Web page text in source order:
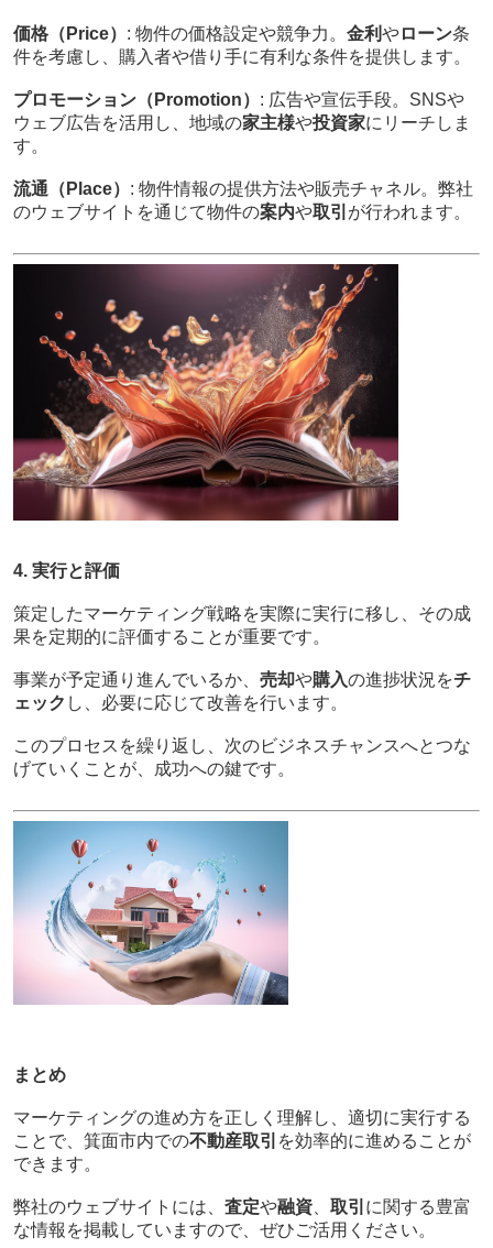
価格（Price） : 物件の価格設定や競争力。 金利やローン条
件を考慮し、購入者や借り手に有利な条件を提供します。
プロモーション（Promotion） : 広告や宣伝手段。SNSや
ウェブ広告を活用し、地域の家主様や投資家にリーチしま
す。
流通（Place） : 物件情報の提供方法や販売チャネル。弊社
のウェブサイトを通じて物件の案内や取引 が行われます。
4. 実行と評価
策定したマーケティング戦略を実際に実行に移し、その成
果を定期的に評価することが重要です。
事業が予定通り進んでいるか、 売却や購入の進捗状況をチ
ェック し、必要に応じて改善を行います。
このプロセスを繰り返し、次のビジネスチャンスへとつな
げていくことが、成功への鍵です。
まとめ
マーケティングの進め方を正しく理解し、適切に実行する
ことで、箕面市内での不動産取引 を効率的に進めることが
できます。
弊社のウェブサイトには、 査定や融資、 取引 に関する豊富
な情報を掲載していますので、ぜひご活用ください。